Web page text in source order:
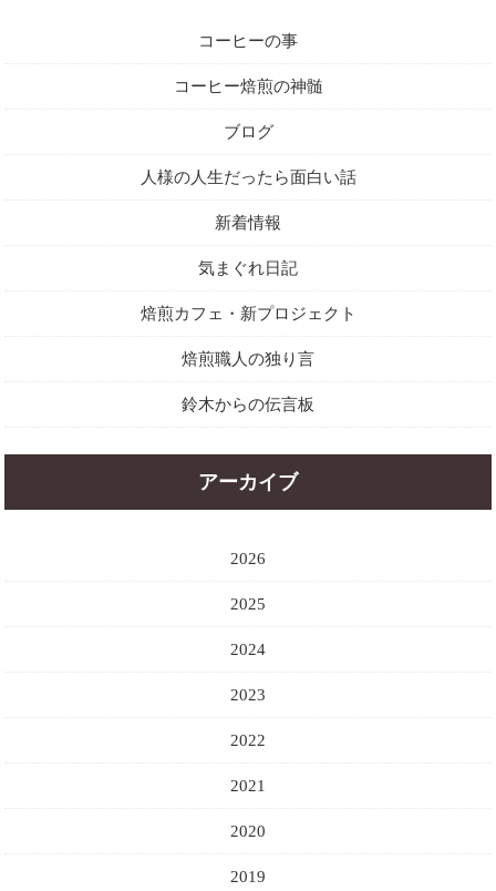
コーヒーの事
コーヒー焙煎の神髄
ブログ
人様の人生だったら面白い話
新着情報
気まぐれ日記
焙煎カフェ・新プロジェクト
焙煎職人の独り言
鈴木からの伝言板
アーカイブ
2026
2025
2024
2023
2022
2021
2020
2019